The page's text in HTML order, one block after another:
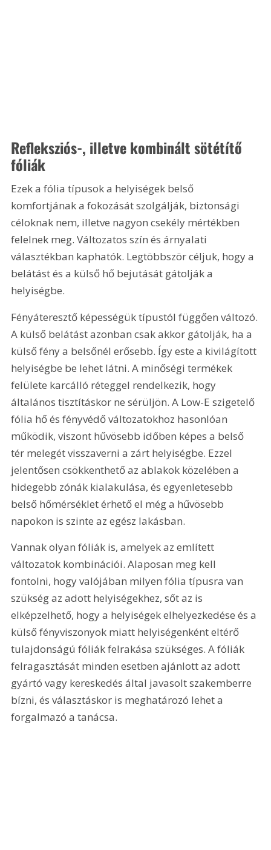
Refleksziós-, illetve kombinált sötétítő
fóliák
Ezek a fólia típusok a helyiségek belső
komfortjának a fokozását szolgálják, biztonsági
céloknak nem, illetve nagyon csekély mértékben
felelnek meg. Változatos szín és árnyalati
választékban kaphatók. Legtöbbször céljuk, hogy a
belátást és a külső hő bejutását gátolják a
helyiségbe.
Fényáteresztő képességük típustól függően változó.
A külső belátást azonban csak akkor gátolják, ha a
külső fény a belsőnél erősebb. Így este a kivilágított
helyiségbe be lehet látni. A minőségi termékek
felülete karcálló réteggel rendelkezik, hogy
általános tisztításkor ne sérüljön. A Low-E szigetelő
fólia hő és fényvédő változatokhoz hasonlóan
működik, viszont hűvösebb időben képes a belső
tér melegét visszaverni a zárt helyiségbe. Ezzel
jelentősen csökkenthető az ablakok közelében a
hidegebb zónák kialakulása, és egyenletesebb
belső hőmérséklet érhető el még a hűvösebb
napokon is szinte az egész lakásban.
Vannak olyan fóliák is, amelyek az említett
változatok kombinációi. Alaposan meg kell
fontolni, hogy valójában milyen fólia típusra van
szükség az adott helyiségekhez, sőt az is
elképzelhető, hogy a helyiségek elhelyezkedése és a
külső fényviszonyok miatt helyiségenként eltérő
tulajdonságú fóliák felrakása szükséges. A fóliák
felragasztását minden esetben ajánlott az adott
gyártó vagy kereskedés által javasolt szakemberre
bízni, és választáskor is meghatározó lehet a
forgalmazó a tanácsa.